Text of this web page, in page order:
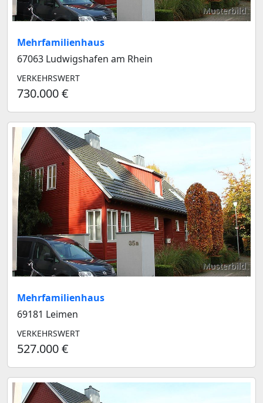
Musterbild
Mehrfamilienhaus
67063 Ludwigshafen am Rhein
VERKEHRSWERT
730.000 €
Musterbild
Mehrfamilienhaus
69181 Leimen
VERKEHRSWERT
527.000 €